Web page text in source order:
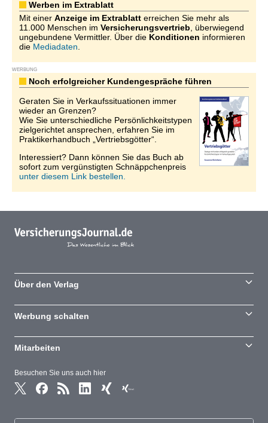
Werben im Extrablatt
Mit einer Anzeige im Extrablatt erreichen Sie mehr als
11.000 Menschen im Versicherungsvertrieb , überwiegend
ungebundene Vermittler. Über die Konditionen informieren
die Mediadaten
WERBUNG
Noch erfolgreicher Kundengespräche führen
Geraten Sie in Verkaufssituationen immer
wieder an Grenzen?
Wie Sie unterschiedliche Persönlichkeitstypen
zielgerichtet ansprechen, erfahren Sie im
Praktikerhandbuch „Vertriebsgötter“.
Interessiert? Dann können Sie das Buch ab
sofort zum vergünstigten Schnäppchenpreis
unter diesem Link bestellen.
Besuchen Sie uns auch hier
Über den Verlag
Werbung schalten
Mitarbeiten